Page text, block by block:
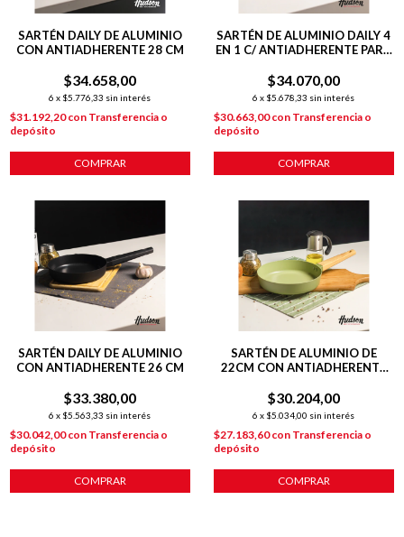
SARTÉN DAILY DE ALUMINIO
CON ANTIADHERENTE 28 CM
$34.658,00
6 x $5.776,33 sin interés
$31.192,20con Transferencia o
depósito
COMPRAR
SARTÉN DE ALUMINIO DAILY 4
EN 1 C/ ANTIADHERENTE PARA
$34.070,00
6 x $5.678,33 sin interés
$30.663,00con Transferencia o
depósito
COMPRAR
SARTÉN DAILY DE ALUMINIO
CON ANTIADHERENTE 26 CM
$33.380,00
6 x $5.563,33 sin interés
$30.042,00con Transferencia o
depósito
COMPRAR
SARTÉN DE ALUMINIO DE
22CM CON ANTIADHERENTE
$30.204,00
6 x $5.034,00 sin interés
$27.183,60con Transferencia o
depósito
COMPRAR